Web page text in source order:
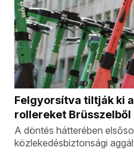
Felgyorsítva tiltják ki
rollereket Brüsszelből
A döntés hátterében
közlekedésbiztonsági